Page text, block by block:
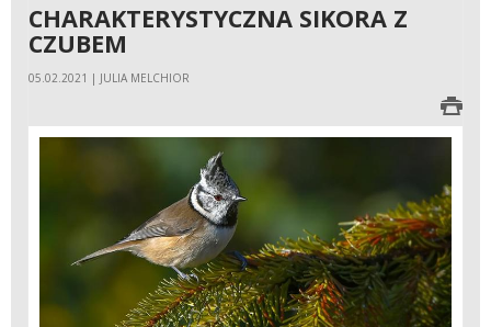
CHARAKTERYSTYCZNA SIKORA Z
CZUBEM
05.02.2021 | JULIA MELCHIOR